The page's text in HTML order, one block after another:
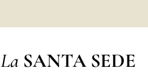
La SANTA SEDE